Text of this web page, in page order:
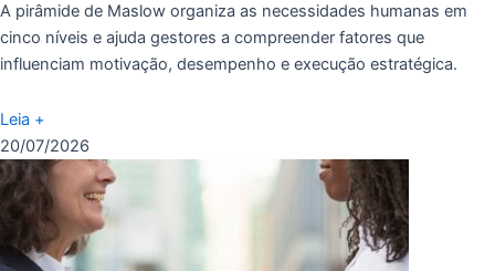
A pirâmide de Maslow organiza as necessidades humanas em
cinco níveis e ajuda gestores a compreender fatores que
influenciam motivação, desempenho e execução estratégica.
Leia +
20/07/2026